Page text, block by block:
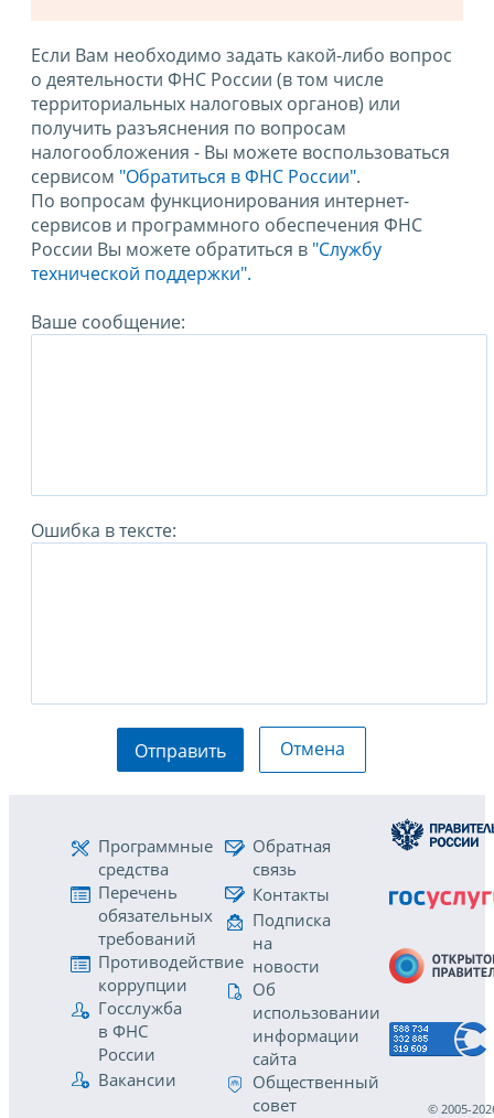
Если Вам необходимо задать какой-либо вопрос
о деятельности ФНС России (в том числе
территориальных налоговых органов) или
получить разъяснения по вопросам
налогообложения - Вы можете воспользоваться
сервисом "Обратиться в ФНС России".
По вопросам функционирования интернет-
сервисов и программного обеспечения ФНС
России Вы можете обратиться в "Службу
технической поддержки".
Ваше сообщение:
Ошибка в тексте:
Отправить Отмена
Программные
средства
Перечень
обязательных
требований
Противодействие
коррупции
Госслужба
в ФНС
России
Вакансии
Обратная
связь
Контакты
Подписка
на
новости
Об
использовании
информации
сайта
Общественный
совет
© 2005-